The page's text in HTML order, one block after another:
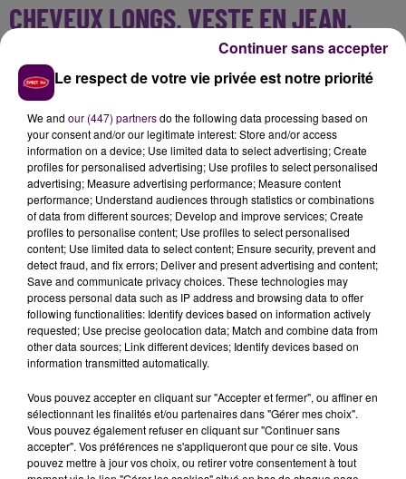
CHEVEUX LONGS, VESTE EN JEAN,
En fin d'après-midi ce jeudi 19 février,
la Police
nationale a diffusé un avis de"disparition
inquiétante", qui vient s'ajouter aux publications déjà
visibles sur les réseaux sociaux, photo de Lily-Rose à
l'appui. La dernière fois que l'ado, d'une taille d'1,65
mètres, auxcheveux longs et blonds, avec un
piercing au nez et de corpulence normale a été vue,
elle portaitune veste en jean et un pantalon noir,
elle avait sur elleun sac à dos de marque"Eastpak"
de couleur noire ainsi qu'un petit sac à main"Lacoste"
Toute personne en possession d'information
susceptible de pouvoir orienter les recherches est
invitée à se manifester au plus vite par téléphone,
composant le 02 55 46 00 00
ou le 17 le reste du temps.
Pour transmettre tout élément susceptible d'aider à
Le respect de votre vie privée est notre priorité
We and our (447) partnersdo the following data processing based on
your consent and/or our legitimate interest: Store and/or access
information on a device; Use limited data to select advertising; Create
profiles for personalised advertising; Use profiles to select personalised
advertising; Measure advertising performance; Measure content
performance; Understand audiences through statistics or combinations
of data from different sources; Develop and improve services; Create
profiles to personalise content; Use profiles to select personalised
content; Use limited data to select content; Ensure security, prevent and
detect fraud, and fix errors; Deliver and present advertising and content;
Save and communicate privacy choices. These technologies may
process personal data such as IP address and browsing data to offer
following functionalities: Identify devices based on information actively
requested; Use precise geolocation data; Match and combine data from
other data sources; Link different devices; Identify devices based on
information transmitted automatically.
Vous pouvez accepter en cliquant sur "Accepter et fermer", ou affiner en
sélectionnant les finalités et/ou partenaires dans "Gérer mes choix".
Vous pouvez également refuser en cliquant sur "Continuer sans
accepter". Vos préférences ne s'appliqueront que pour ce site. Vous
pouvez mettre à jour vos choix, ou retirer votre consentement à tout
Continuer sans accepter